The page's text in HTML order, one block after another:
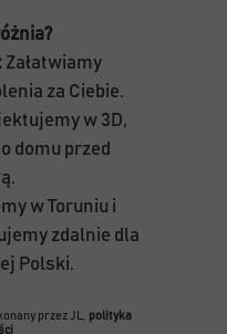
przez JL,
polityka
Załatwiamy
za Ciebie.
w 3D,
domu przed
w Toruniu i
zdalnie dla
Polski.